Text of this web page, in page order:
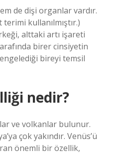
de dişi organlar vardır.
kullanılmıştır.)
alttaki artı işareti
birer cinsiyetin
bireyi temsil
nedir?
ve volkanlar bulunur.
çok yakındır. Venüs’ü
önemli bir özellik,